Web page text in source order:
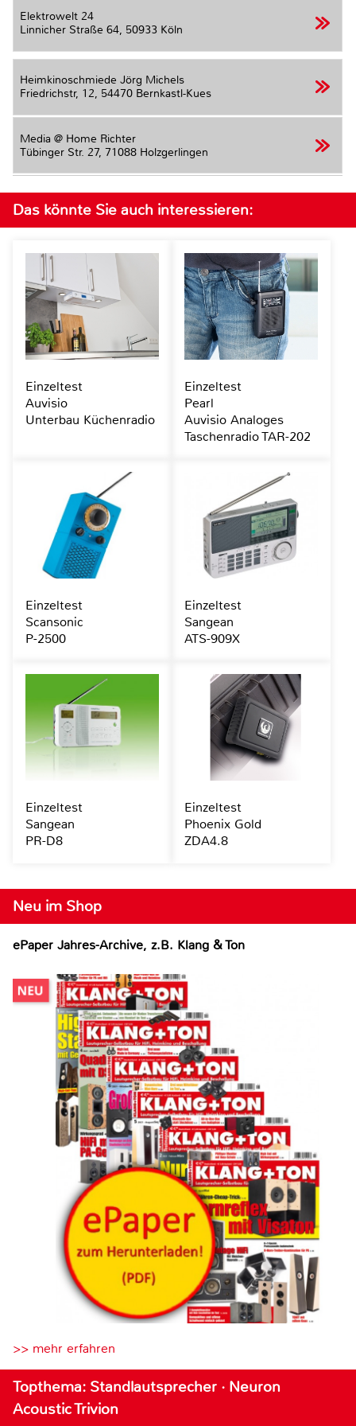
Elektrowelt 24
Linnicher Straße 64, 50933 Köln
Heimkinoschmiede Jörg Michels
Friedrichstr, 12, 54470 Bernkastl-Kues
Media @ Home Richter
Tübinger Str. 27, 71088 Holzgerlingen
Neu im Shop
ePaper Jahres-Archive, z.B. Klang & Ton
>> mehr erfahren
Topthema: Standlautsprecher · Neuron
Acoustic Trivion
Das könnte Sie auch interessieren:
Einzeltest
Auvisio
Unterbau Küchenradio
Einzeltest
Pearl
Auvisio Analoges
Taschenradio TAR-202
Einzeltest
Scansonic
P-2500
Einzeltest
Sangean
ATS-909X
Einzeltest
Sangean
PR-D8
Einzeltest
Phoenix Gold
ZDA4.8